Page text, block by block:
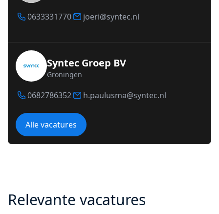
0633331770 joeri@syntec.nl
Syntec Groep BV
Groningen
0682786352 h.paulusma@syntec.nl
Alle vacatures
Relevante vacatures